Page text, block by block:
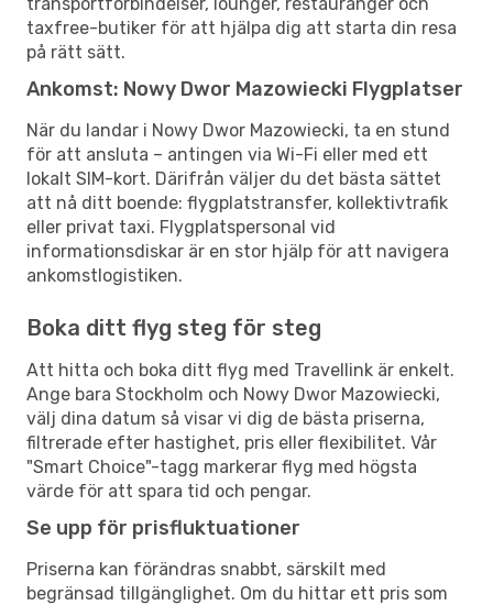
taxfree-butiker för att hjälpa dig att starta din resa
på rätt sätt.
Ankomst: Nowy Dwor Mazowiecki Flygplatser
När du landar i Nowy Dwor Mazowiecki, ta en stund
för att ansluta – antingen via Wi-Fi eller med ett
lokalt SIM-kort. Därifrån väljer du det bästa sättet
att nå ditt boende: flygplatstransfer, kollektivtrafik
eller privat taxi. Flygplatspersonal vid
informationsdiskar är en stor hjälp för att navigera
ankomstlogistiken.
Boka ditt flyg steg för steg
Att hitta och boka ditt flyg med Travellink är enkelt.
Ange bara Stockholm och Nowy Dwor Mazowiecki,
välj dina datum så visar vi dig de bästa priserna,
filtrerade efter hastighet, pris eller flexibilitet. Vår
"Smart Choice"-tagg markerar flyg med högsta
värde för att spara tid och pengar.
Se upp för prisfluktuationer
Priserna kan förändras snabbt, särskilt med
begränsad tillgänglighet. Om du hittar ett pris som